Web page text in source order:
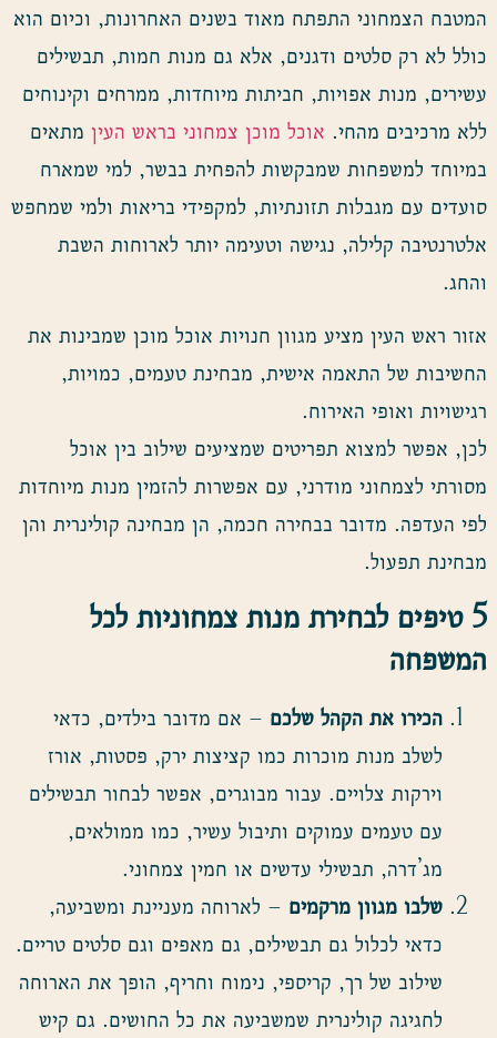
המטבח הצמחוני התפתח מאוד בשנים האחרונות, וכיום הוא
כולל לא רק סלטים ודגנים, אלא גם מנות חמות, תבשילים
עשירים, מנות אפויות, חביתות מיוחדות, ממרחים וקינוחים
ללא מרכיבים מהחי. אוכל מוכן צמחוני בראש העיןמתאים
במיוחד למשפחות שמבקשות להפחית בבשר, למי שמארח
סועדים עם מגבלות תזונתיות, למקפידי בריאות ולמי שמחפש
אלטרנטיבה קלילה, נגישה וטעימה יותר לארוחות השבת
והחג.
אזור ראש העין מציע מגוון חנויות אוכל מוכן שמבינות את
החשיבות של התאמה אישית, מבחינת טעמים, כמויות,
רגישויות ואופי האירוח.
לכן, אפשר למצוא תפריטים שמציעים שילוב בין אוכל
מסורתי לצמחוני מודרני, עם אפשרות להזמין מנות מיוחדות
לפי העדפה. מדובר בבחירה חכמה, הן מבחינה קולינרית והן
מבחינת תפעול.
5טיפים לבחירת מנות צמחוניות לכל
המשפחה
הכירו את הקהל שלכם– אם מדובר בילדים, כדאי
לשלב מנות מוכרות כמו קציצות ירק, פסטות, אורז
וירקות צלויים. עבור מבוגרים, אפשר לבחור תבשילים
עם טעמים עמוקים ותיבול עשיר, כמו ממולאים,
מג’דרה, תבשילי עדשים או חמין צמחוני.
שלבו מגוון מרקמים– לארוחה מעניינת ומשביעה,
כדאי לכלול גם תבשילים, גם מאפים וגם סלטים טריים.
שילוב של רך, קריספי, נימוח וחריף, הופך את הארוחה
לחגיגה קולינרית שמשביעה את כל החושים. גם קיש